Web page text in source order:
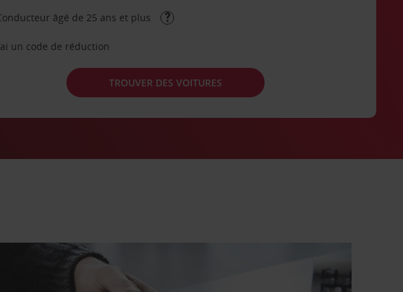
âgé de 25 ans et plus
un code de réduction
TROUVER DES VOITURES